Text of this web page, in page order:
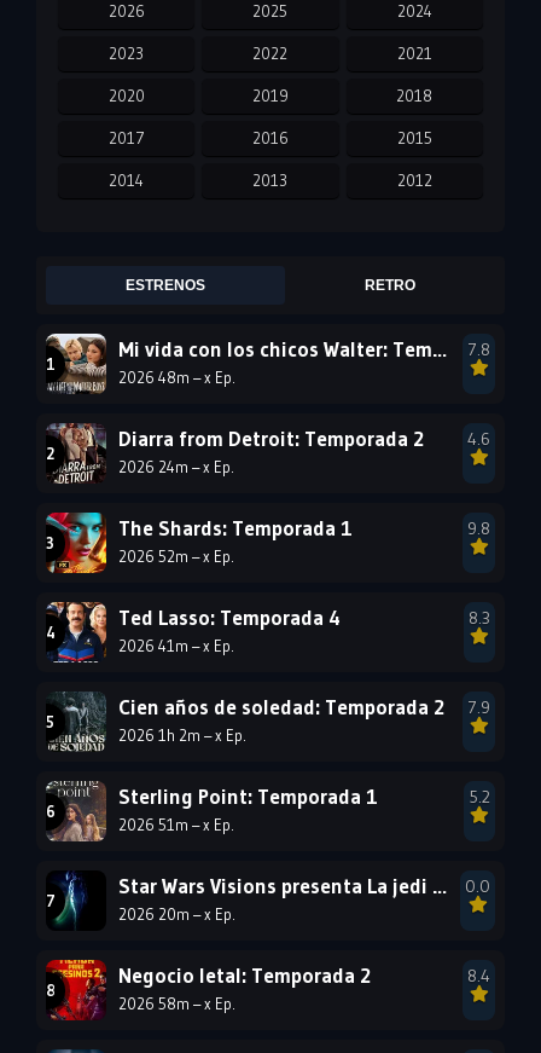
2026 2025 2024
2023 2022 2021
2020 2019 2018
2017 2016 2015
2014 2013 2012
2002 2001 2000
1996 1995 1994
1993
1990
1987
1981
ESTRENOS RETRO
Mi vida con los chicos Walter: Temporada 3
2026 48m – x Ep.
7.8
Diarra from Detroit: Temporada 2
2026 24m – x Ep.
4.6
The Shards: Temporada 1
2026 52m – x Ep.
9.8
Ted Lasso: Temporada 4
2026 41m – x Ep.
8.3
Cien años de soledad: Temporada 2
2026 1h 2m – x Ep.
7.9
Sterling Point: Temporada 1
2026 51m – x Ep.
5.2
Star Wars Visions presenta La jedi número 9: Temporada 1
2026 20m – x Ep.
0.0
Negocio letal: Temporada 2
2026 58m – x Ep.
8.4